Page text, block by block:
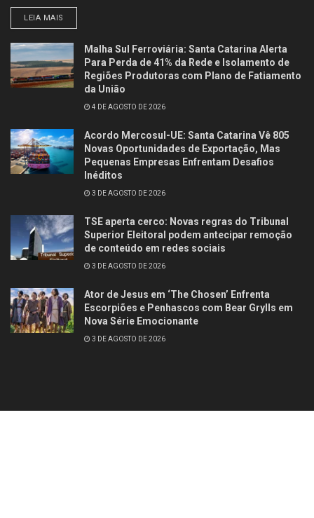
LEIA MAIS
Malha Sul Ferroviária: Santa Catarina Alerta
Para Perda de 41% da Rede e Isolamento de
Regiões Produtoras com Plano de Fatiamento
da União
4 DE AGOSTO DE 2026
Acordo Mercosul-UE: Santa Catarina Vê 805
Novas Oportunidades de Exportação, Mas
Pequenas Empresas Enfrentam Desafios
Inéditos
3 DE AGOSTO DE 2026
TSE aperta cerco: Novas regras do Tribunal
Superior Eleitoral podem antecipar remoção
de conteúdo em redes sociais
3 DE AGOSTO DE 2026
Ator de Jesus em ‘The Chosen’ Enfrenta
Escorpiões e Penhascos com Bear Grylls em
Nova Série Emocionante
3 DE AGOSTO DE 2026